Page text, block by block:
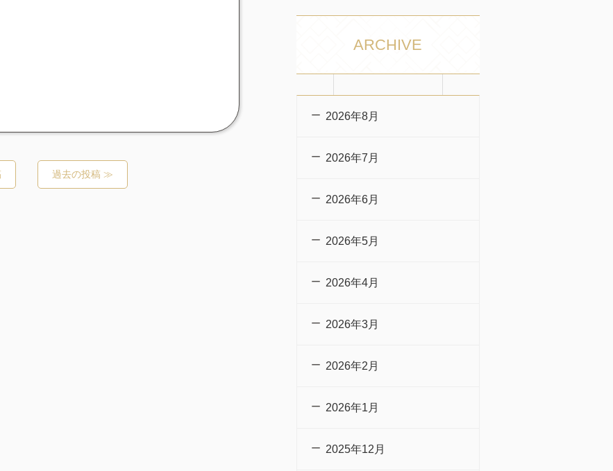
過去の投稿 ≫
ARCHIVE
2026年8月
2026年7月
2026年6月
2026年5月
2026年4月
2026年3月
2026年2月
2026年1月
2025年12月